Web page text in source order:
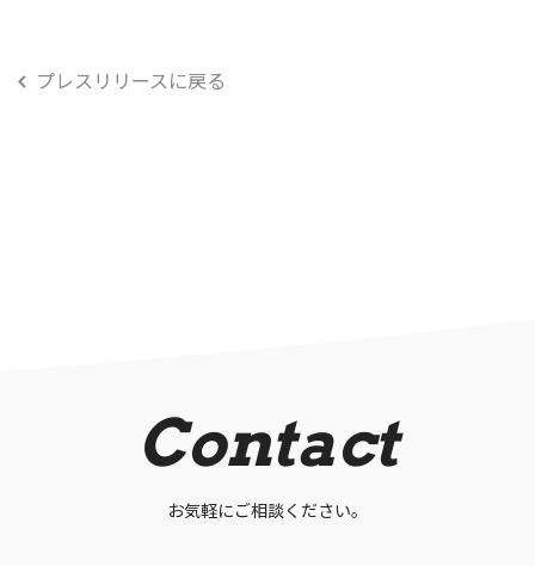
プレスリリースに戻る
Contact
お気軽にご相談ください。